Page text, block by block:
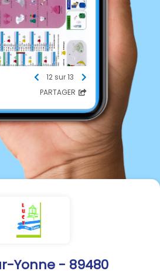
Yonne - 89480
12 sur 13
PARTAGER